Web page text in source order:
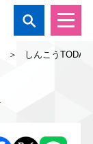

しんこう